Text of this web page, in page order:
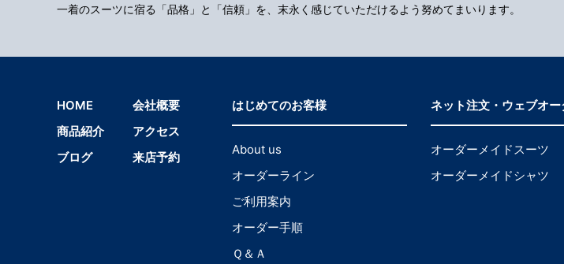
一着のスーツに宿る「品格」と「信頼」を、末永く感じていただけるよう努めてまいります。
HOME
商品紹介
ブログ
会社概要
アクセス
来店予約
はじめてのお客様
About us
オーダーライン
ご利用案内
オーダー手順
Ｑ＆Ａ
ネット注文・ウェブオー
オーダーメイドスーツ
オーダーメイドシャツ